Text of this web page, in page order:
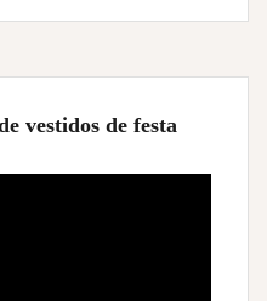
vestidos de festa